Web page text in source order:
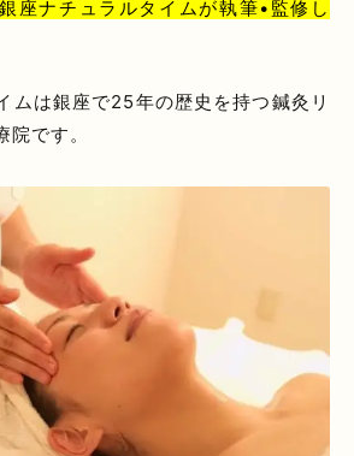
座ナチュラルタイムが執筆•監修し
ムは銀座で25年の歴史を持つ鍼灸リ
です。